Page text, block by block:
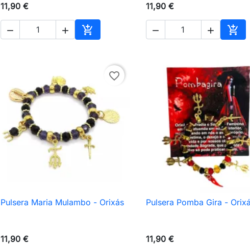
11,90 €
  
Añadir al carrito
11,90 €
  
favorite_border
 Vista rápida
Pulsera Maria Mulambo - Orixás
11,90 €
 Vista rápida
Pulsera Pomba Gira -
11,90 €